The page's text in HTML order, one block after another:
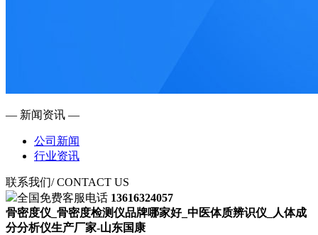
— 新闻资讯 —
公司新闻
行业资讯
联系我们/ CONTACT US
全国免费客服电话 13616324057
骨密度仪_骨密度检测仪品牌哪家好_中医体质辨识仪_人体成
分分析仪生产厂家-山东国康